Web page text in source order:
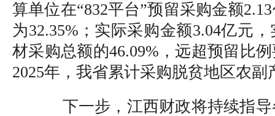
算单位在“832平台”预留采购金额
为32.35%；实际采购金额3.04亿元
材采购总额的46.09%，远超预留比
2025年，我省累计采购脱贫地区农副
下一步，江西财政将持续指